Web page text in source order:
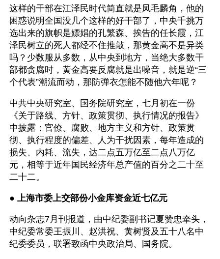
这样的干部在江泽民时代简直就是凤毛麟角，他的
困惑说明全国没几个这样的好干部了，中央千挑万
选出来的旗帜是嫖娼的孔繁森、挨告的任长霞，江
泽民树立的死人都经不住推敲，那黄金高不是异类
吗？少数服从多数，从中央到地方，当绝大多数干
部都贪腐时，黄金高要反腐就是出噪音，就是逆“三
个代表”潮流而动，那防弹衣怎能不随他六年呢？
中共中央研究室、国务院研究室，七月初在一份
《关于路线、方针、政策贯彻、执行情况的报告》
中披露：官僚、腐败、地方主义和方针、政策贯
彻、执行程度的偏差、人为干扰因素，每年造成的
损失、内耗、流失，达二点五万亿至二点八万亿
元，相等于近年国民经济年总产值的百分之二十至
二十二。
● 上海市委上交部份小金库资金近七亿元
动向杂志7月刊报道，由中纪委副书记夏赞忠牵头，
中纪委常委王振川、赵洪祝、黄树贤及五十八名中
纪委委员，联署致函中央政治局、国务院。